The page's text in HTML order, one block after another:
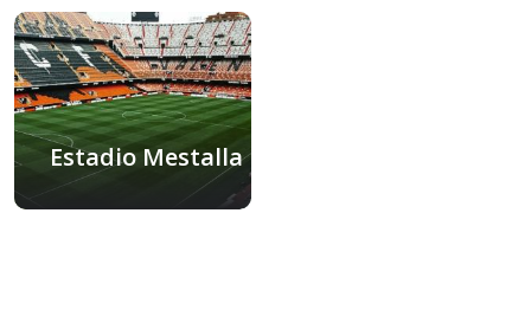
Estadio Mestalla